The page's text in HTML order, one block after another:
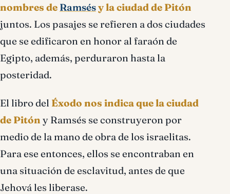
nombres de Ramsésy la ciudad de Pitón
juntos. Los pasajes se refieren a dos ciudades
que se edificaron en honor al faraón de
Egipto, además, perduraron hasta la
posteridad.
El libro del Éxodo nos indica que la ciudad
de Pitón y Ramsés se construyeron por
medio de la mano de obra de los israelitas.
Para ese entonces, ellos se encontraban en
una situación de esclavitud, antes de que
Jehová les liberase.